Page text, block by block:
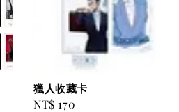
獵人收藏卡
Regular
NT$ 170